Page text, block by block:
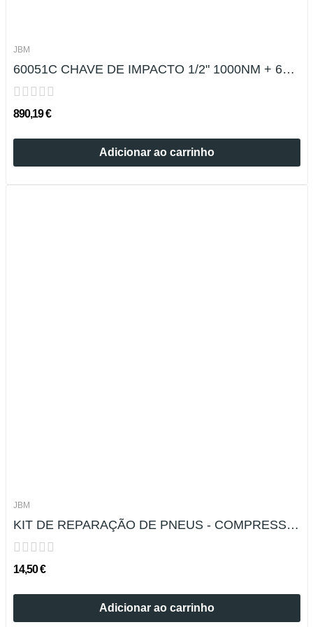
JBM
60051C CHAVE DE IMPACTO 1/2" 1000NM + 60065...
890,19 €
Adicionar ao carrinho
JBM
KIT DE REPARAÇÃO DE PNEUS - COMPRESSOR DE...
14,50 €
Adicionar ao carrinho